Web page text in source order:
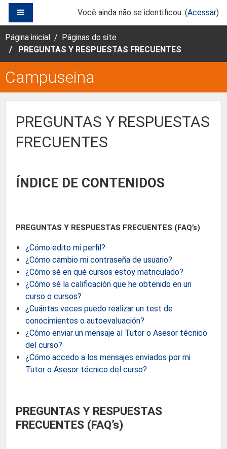
Ir para o conteúdo principal
PAINEL LATERALVocê ainda não se identificou. (Acessar)
Página inicial
Páginas do site
PREGUNTAS Y RESPUESTAS FRECUENTES
Campuseina
PREGUNTAS Y RESPUESTAS
FRECUENTES
ÍNDICE DE CONTENIDOS
PREGUNTAS Y RESPUESTAS FRECUENTES (FAQ’s)
¿Cómo edito mi perfil?
¿Cómo cambio mi contraseña de usuario?
¿Cómo sé en qué cursos estoy matriculado?
¿Cómo sé la calificación que he obtenido en un
curso o cursos?
¿Cuántas veces puedo realizar un test de
conocimientos o autoevaluación?
¿Cómo enviar un mensaje al Tutor o Asesor técnico
del curso?
¿Cómo accedo a los mensajes enviados por mi
Tutor o Asesor técnico del curso?
PREGUNTAS Y RESPUESTAS
FRECUENTES (FAQ’s)